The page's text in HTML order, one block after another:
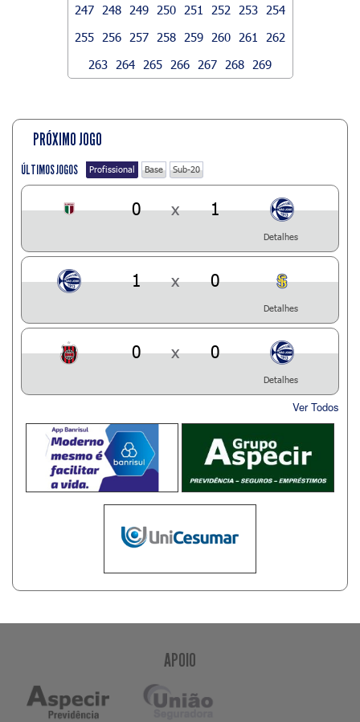
247
248 249 250 251 252 253
254
255
256 257 258 259 260 261
262
263
264 265 266 267 268 269
PRÓXIMO JOGO
ÚLTIMOS JOGOS Profissional Base Sub-20
0 x 1
Detalhes
1 x 0
Detalhes
0 x 0
Detalhes
Ver Todos
APOIO